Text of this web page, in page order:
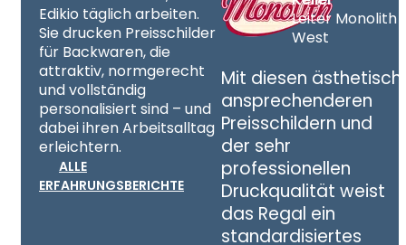
Edikio täglich arbeiten.
Sie drucken Preisschilder
für Backwaren, die
attraktiv, normgerecht
und vollständig
personalisiert sind – und
dabei ihren Arbeitsalltag
erleichtern.
ALLE
ERFAHRUNGSBERICHTE
Leiter Monolith
West
Mit diesen ästhetisch
ansprechenderen
Preisschildern und
der sehr
professionellen
Druckqualität weist
das Regal ein
standardisiertes